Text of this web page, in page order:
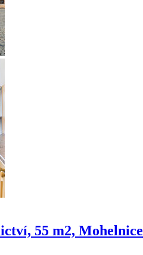
55 m2, Mohelnice